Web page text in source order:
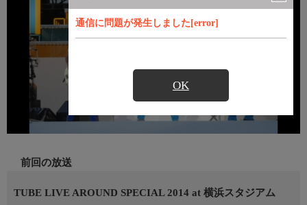
通信に問題が発生しました[error]
OK
前回の放送
TUBE LIVE AROUND SPECIAL 2014 at 横浜スタジアム